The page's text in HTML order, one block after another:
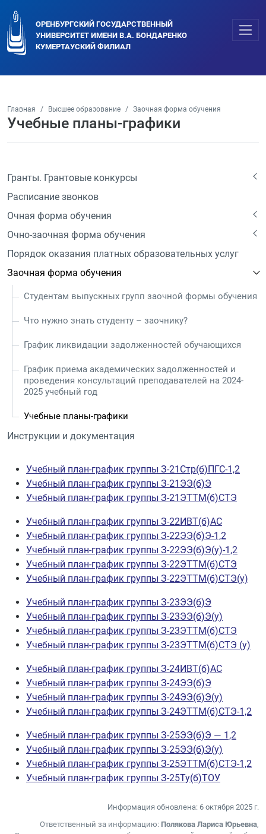
ОРЕНБУРГСКИЙ ГОСУДАРСТВЕННЫЙ
УНИВЕРСИТЕТ ИМЕНИ В.А. БОНДАРЕНКО
КУМЕРТАУСКИЙ ФИЛИАЛ
Главная Высшее образование Заочная форма обучения
Учебные планы-графики
Гранты. Грантовые конкурсы
Расписание звонков
Очная форма обучения
Очно-заочная форма обучения
Порядок оказания платных образовательных услуг
Заочная форма обучения
Студентам выпускных групп заочной формы обучения
Что нужно знать студенту – заочнику?
График ликвидации задолженностей обучающихся
График приема академических задолженностей и
проведения консультаций преподавателей на 2024-
2025 учебный год
Учебные планы-графики
Инструкции и документация
Учебный план-график группы З-21Стр(б)ПГС-1,2
Учебный план-график группы З-21ЭЭ(б)Э
Учебный план-график группы З-21ЭТТМ(б)СТЭ
Учебный план-график группы З-22ИВТ(б)АС
Учебный план-график группы З-22ЭЭ(б)Э-1,2
Учебный план-график группы З-22ЭЭ(б)Э(у)-1,2
Учебный план-график группы З-22ЭТТМ(б)СТЭ
Учебный план-график группы З-22ЭТТМ(б)СТЭ(у)
Учебный план-график группы З-23ЭЭ(б)Э
Учебный план-график группы З-23ЭЭ(б)Э(y)
Учебный план-график группы З-23ЭТТМ(б)СТЭ
Учебный план-график группы З-23ЭТТМ(б)СТЭ (у)
Учебный план-график группы З-24ИВТ(б)АС
Учебный план-график группы З-24ЭЭ(б)Э
Учебный план-график группы З-24ЭЭ(б)Э(у)
Учебный план-график группы З-24ЭТТМ(б)СТЭ-1,2
Учебный план-график группы З-25ЭЭ(б)Э — 1,2
Учебный план-график группы З-25ЭЭ(б)Э(у)
Учебный план-график группы З-25ЭТТМ(б)СТЭ-1,2
Учебный план-график группы З-25Ту(б)ТОУ
Информация обновлена: 6 октября 2025 г.
Ответственный за информацию: Полякова Лариса Юрьевна,